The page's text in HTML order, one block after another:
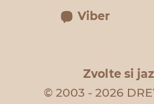
Viber
Zvolte si
© 2003 - 2026